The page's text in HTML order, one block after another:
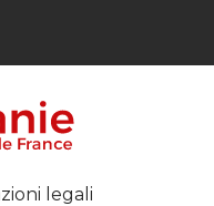
legali